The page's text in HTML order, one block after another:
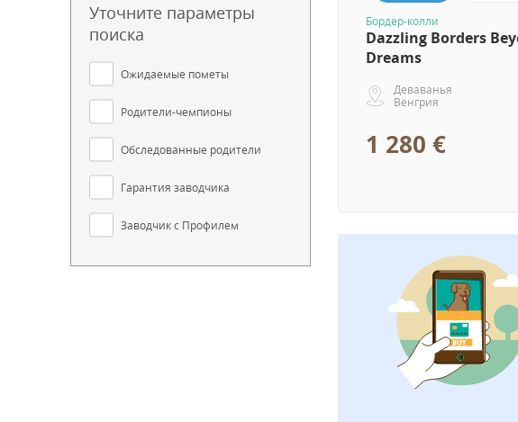
Уточните параметры
поиска
Ожидаемые пометы
Родители-чемпионы
Обследованные родители
Гарантия заводчика
Заводчик с Профилем
Бордер-колли
Dazzling Borders
Dreams
Деваванья
Венгрия
1 280 €